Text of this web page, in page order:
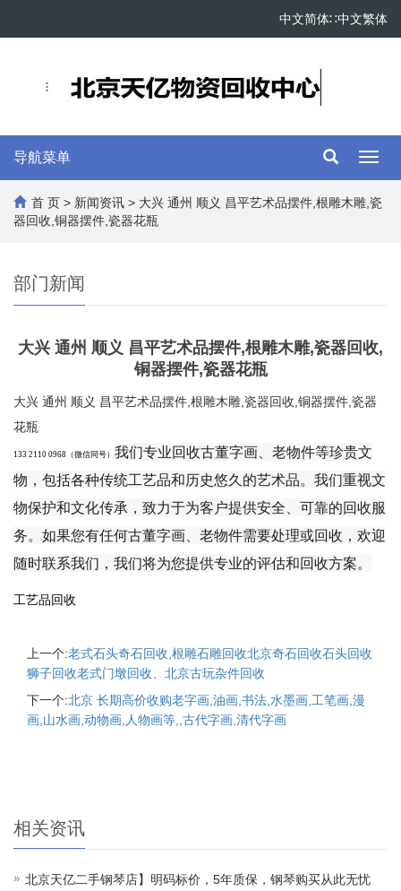
中文繁体
∷
中文简体
导航菜单
首 页 > 新闻资讯 > 大兴 通州 顺义 昌平艺术品摆件,根雕木雕,瓷
器回收,铜器摆件,瓷器花瓶
部门新闻
大兴 通州 顺义 昌平艺术品摆件,根雕木雕,瓷器回收,
铜器摆件,瓷器花瓶
大兴 通州 顺义 昌平艺术品摆件,根雕木雕,瓷器回收,铜器摆件,瓷器
花瓶
133 2110 0968（微信同号） 我们专业回收古董字画、老物件等珍贵文
物，包括各种传统工艺品和历史悠久的艺术品。我们重视文
物保护和文化传承，致力于为客户提供安全、可靠的回收服
务。如果您有任何古董字画、老物件需要处理或回收，欢迎
随时联系我们，我们将为您提供专业的评估和回收方案。
工艺品回收
上一个:老式石头奇石回收,根雕石雕回收北京奇石回收石头回收
狮子回收老式门墩回收、北京古玩杂件回收
下一个:北京 长期高价收购老字画,油画,书法,水墨画,工笔画,漫
画,山水画,动物画,人物画等,,古代字画,清代字画
相关资讯
北京天亿二手钢琴店】明码标价，5年质保，钢琴购买从此无忧